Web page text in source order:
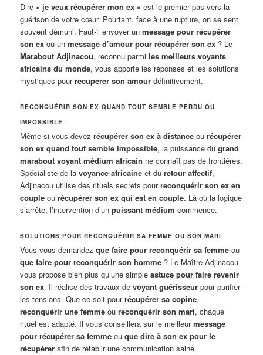
Dire « je veux récupérer mon ex » est le premier pas vers la
guérison de votre cœur. Pourtant, face à une rupture, on se sent
souvent démuni. Faut-il envoyer unmessage pour récupérer
son ex ou unmessage d’amour pour récupérer son ex ? Le
Marabout Adjinacou, reconnu parmiles meilleurs voyants
africains du monde, vous apporte les réponses et les solutions
mystiques pourrecuperer son amour définitivement.
RECONQUÉRIR SON EX QUAND TOUT SEMBLE PERDU OU
IMPOSSIBLE
Même si vous devezrécupérer son ex à distance ourécupérer
son ex quand tout semble impossible, la puissance dugrand
marabout voyant médium africain ne connaît pas de frontières.
Spécialiste de lavoyance africaine et duretour affectif,
Adjinacou utilise des rituels secrets pourreconquérir son ex en
couple ourécupérer son ex qui est en couple. Là où la logique
s’arrête, l’intervention d’unpuissant médium commence.
SOLUTIONS POUR RECONQUÉRIR SA FEMME OU SON MARI
Vous vous demandezque faire pour reconquérir sa femme ou
que faire pour reconquérir son homme ? Le Maître Adjinacou
vous propose bien plus qu’une simpleastuce pour faire revenir
son ex. Il réalise des travaux devoyant guérisseur pour purifier
les tensions. Que ce soit pourrécupérer sa copine,
reconquérir une femme oureconquérir son mari, chaque
rituel est adapté. Il vous conseillera sur le meilleurmessage
pour récupérer sa femme ouque dire à son ex pour le
récupérer afin de rétablir une communication saine.